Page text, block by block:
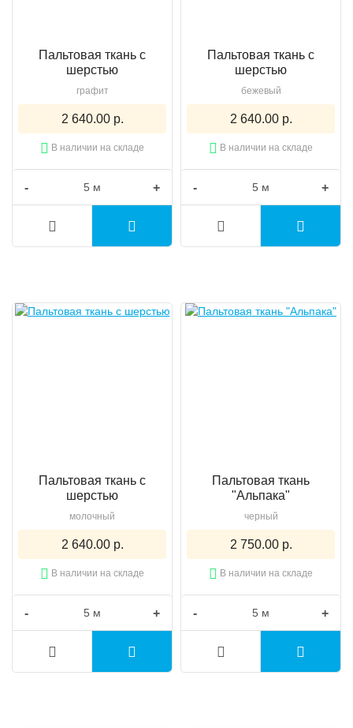
Пальтовая ткань с
шерстью
графит
2 640.00 р.
В наличии на складе
- +
Пальтовая ткань с
шерстью
бежевый
2 640.00 р.
В наличии на складе
- +
Пальтовая ткань с
шерстью
молочный
2 640.00 р.
В наличии на складе
- +
Пальтовая ткань
"Альпака"
черный
2 750.00 р.
В наличии на складе
- +